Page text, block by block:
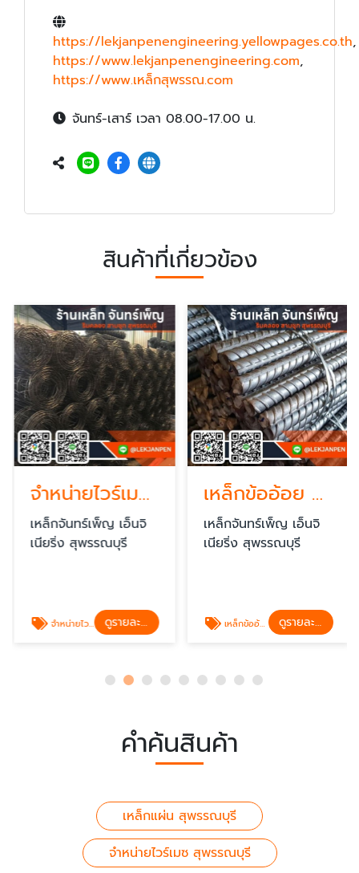
https://lekjanpenengineering.yellowpages.co.th,
https://www.lekjanpenengineering.com,
https://www.เหล็กสุพรรณ.com
จันทร์-เสาร์ เวลา 08.00-17.00 น.
สินค้าที่เกี่ยวข้อง
จำหน่ายไวร์เมซ สุพรรณบุรี
เหล็กจันทร์เพ็ญ เอ็นจิ
เนียริ่ง สุพรรณบุรี
จำหน่ายไวร์เมซ สุพรรณบุรี ดูรายละเอียด
เหล็กข้ออ้อย สุพรรณบุรี
เหล็กจันทร์เพ็ญ เอ็นจิ
เนียริ่ง สุพรรณบุรี
เหล็กข้ออ้อย สุพรรณบุรี ดูรายละเอียด
คำค้นสินค้า
เหล็กแผ่น สุพรรณบุรี
จำหน่ายไวร์เมซ สุพรรณบุรี